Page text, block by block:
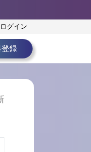
ログイン
録